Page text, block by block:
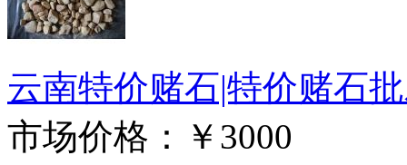
云南特价赌石|特价赌石
市场价格：
￥3000